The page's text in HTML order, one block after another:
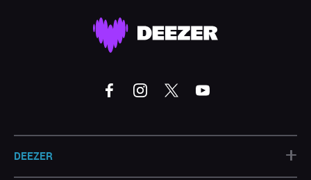
DEEZER +